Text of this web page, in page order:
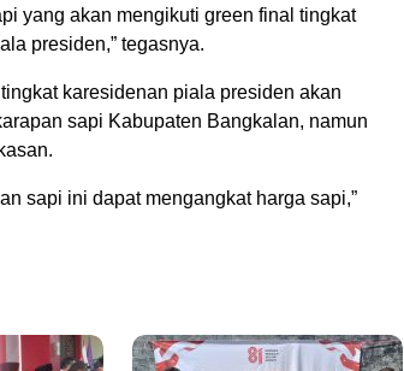
yang akan mengikuti green final tingkat
presiden,” tegasnya.
karesidenan piala presiden akan
sapi Kabupaten Bangkalan, namun
sapi ini dapat mengangkat harga sapi,”